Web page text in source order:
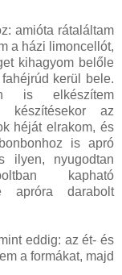
amióta rátaláltam
a házi limoncellót,
kihagyom belőle
kerül bele.
is elkészítem
készítésekor az
héját elrakom, és
is apró
ilyen, nyugodtan
kapható
apróra darabolt
eddig: az ét- és
a formákat, majd